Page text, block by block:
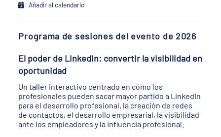
Añadir al calendario
Programa de sesiones del evento de 2026
El poder de LinkedIn: convertir la visibilidad en
oportunidad
Un taller interactivo centrado en cómo los
profesionales pueden sacar mayor partido a LinkedIn
para el desarrollo profesional, la creación de redes
de contactos, el desarrollo empresarial, la visibilidad
ante los empleadores y la influencia profesional.